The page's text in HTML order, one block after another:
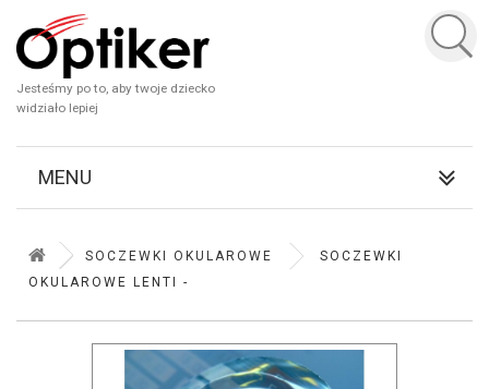
Jesteśmy po to, aby twoje dziecko
widziało lepiej
MENU
SOCZEWKI OKULAROWE
SOCZEWKI
OKULAROWE LENTI -